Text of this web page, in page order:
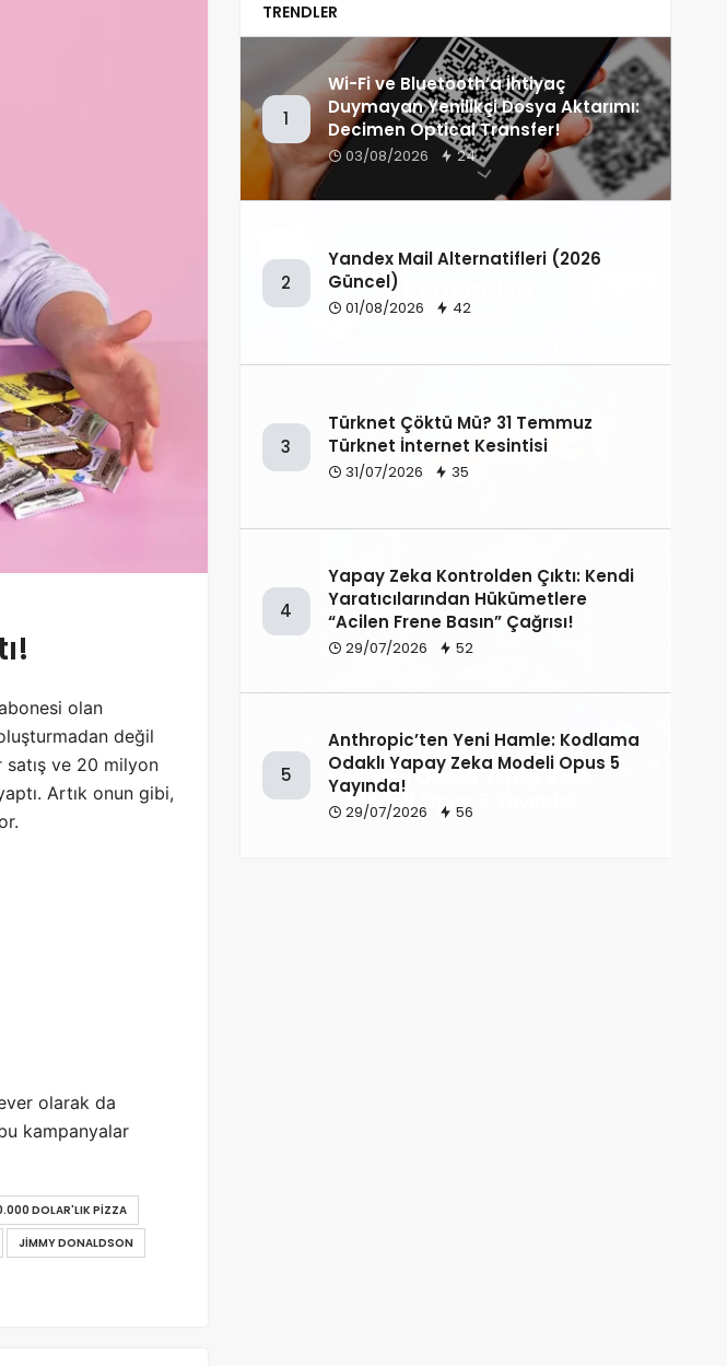
olan
değil
satış ve 20 milyon
Artık onun gibi,
olarak da
kampanyalar
DOLAR'LIK PIZZA
JIMMY DONALDSON
TRENDLER
1
Wi-Fi ve Bluetooth’a İhtiyaç
Duymayan Yenilikçi Dosya Aktarımı:
Decimen Optical Transfer!
03/08/2026 24
2
Yandex Mail Alternatifleri (2026
Güncel)
01/08/2026 42
3
Türknet Çöktü Mü? 31 Temmuz
Türknet İnternet Kesintisi
31/07/2026 35
4
Yapay Zeka Kontrolden Çıktı: Kendi
Yaratıcılarından Hükümetlere
“Acilen Frene Basın” Çağrısı!
29/07/2026 52
5
Anthropic’ten Yeni Hamle: Kodlama
Odaklı Yapay Zeka Modeli Opus 5
Yayında!
29/07/2026 56